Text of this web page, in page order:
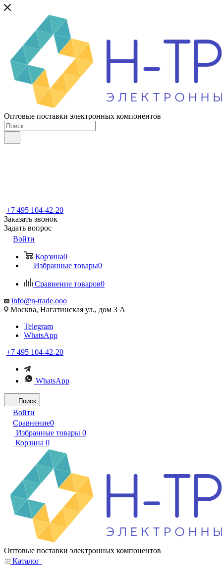
Оптовые поставки электронных компонентов
+7 495 104-42-20
Заказать звонок
Задать вопрос
Войти
Корзина0
Избранные товары0
Сравнение товаров0
info@n-trade.ooo
Москва, Нагатинская ул., дом 3 А
Telegram
WhatsApp
+7 495 104-42-20
WhatsApp
Поиск
Войти
Сравнение0
Избранные товары 0
Корзина 0
Оптовые поставки электронных компонентов
Каталог